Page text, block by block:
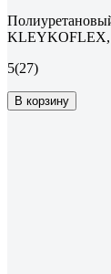
KLEYKOFLEX,
5(27)
В корзину